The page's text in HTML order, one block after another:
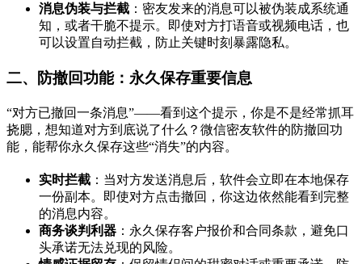
消息伪装与拦截 ：密友发来的消息可以被伪装成系统通
知，或者干脆不提示。即使对方打语音或视频电话，也
可以设置自动拦截，防止关键时刻暴露隐私。
二、防撤回功能：永久保存重要信息
“对方已撤回一条消息”——看到这个提示，你是不是经常抓耳
挠腮，想知道对方到底说了什么？微信密友软件的防撤回功
能，能帮你永久保存这些“消失”的内容。
实时拦截 ：当对方发送消息后，软件会立即在本地保存
一份副本。即使对方点击撤回，你这边依然能看到完整
的消息内容。
商务谈判利器 ：永久保存客户报价和合同条款，避免口
头承诺无法兑现的风险。